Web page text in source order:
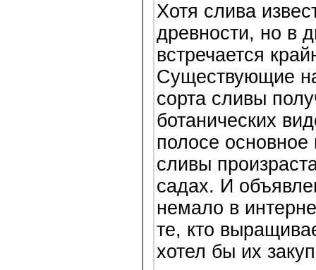
Хотя слива
древности, но в
встречается
Существующие
сорта сливы
ботанических
полосе основное
сливы
садах. И
немало в
те, кто
хотел бы их